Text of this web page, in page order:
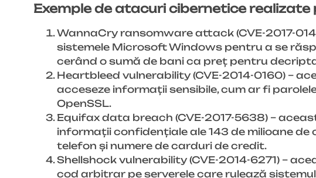
Exemple de atacuri cibernetice
WannaCry ransomware attack (CVE-2017-
sistemele Microsoft Windows pentru a se
cerând o sumă de bani ca preț pentru
Heartbleed vulnerability (CVE-2014-0160) –
acceseze informații sensibile, cum ar fi
OpenSSL.
Equifax data breach (CVE-2017-5638) –
informații confidențiale ale 143 de milioane de
telefon și numere de carduri de credit.
Shellshock vulnerability (CVE-2014-6271) –
cod arbitrar pe serverele care rulează